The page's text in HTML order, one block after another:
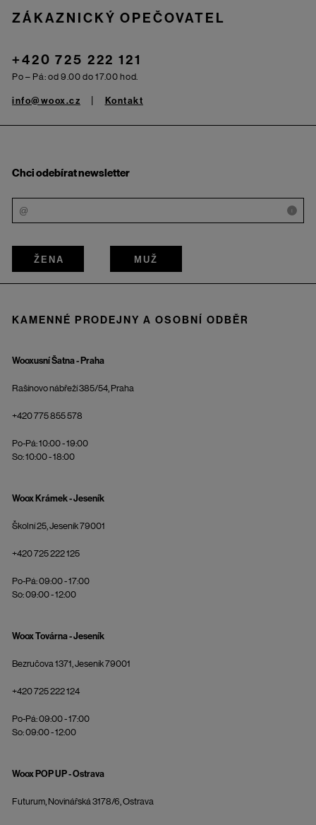
ZÁKAZNICKÝ OPEČOVATEL
+420 725 222 121
Po – Pá: od 9.00 do 17.00 hod.
info@woox.cz Kontakt
Chci odebírat newsletter
i
ŽENA MUŽ
KAMENNÉ PRODEJNY A OSOBNÍ ODBĚR
Wooxusní Šatna - Praha
Rašínovo nábřeží 385/54, Praha
+420 775 855 578
Po-Pá: 10:00 - 19:00
So: 10:00 - 18:00
Woox Krámek - Jeseník
Školní 25, Jeseník 79001
+420 725 222 125
Po-Pá: 09:00 - 17:00
So: 09:00 - 12:00
Woox Továrna - Jeseník
Bezručova 1371, Jeseník 79001
+420 725 222 124
Po-Pá: 09:00 - 17:00
So: 09:00 - 12:00
Woox POP UP - Ostrava
Futurum, Novinářská 3178/6, Ostrava